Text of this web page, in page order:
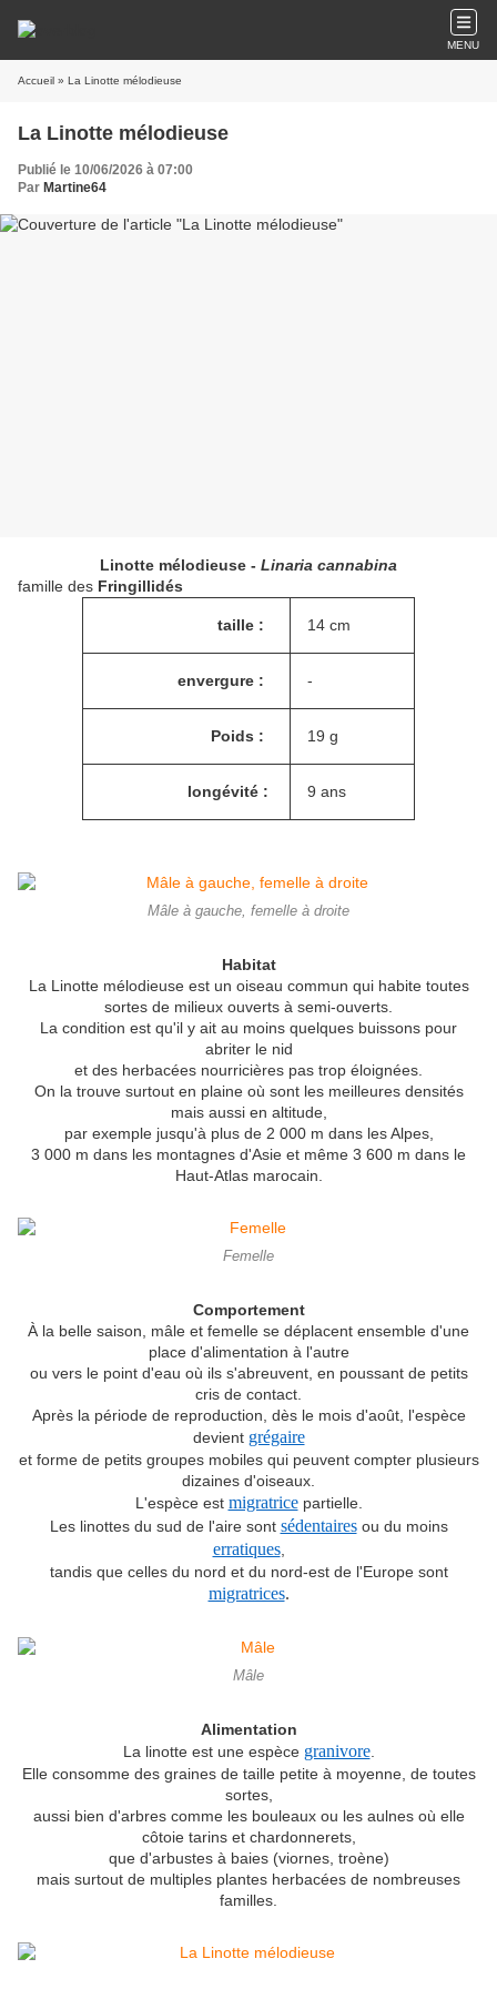
MENU
Accueil » La Linotte mélodieuse
La Linotte mélodieuse
Publié le 10/06/2026 à 07:00
Par Martine64
Linotte mélodieuse - Linaria cannabina
famille des Fringillidés
taille : 14 cm
envergure : -
Poids : 19 g
longévité : 9 ans
Mâle à gauche, femelle à droite
Habitat
La Linotte mélodieuse est un oiseau commun qui habite toutes
sortes de milieux ouverts à semi-ouverts.
La condition est qu'il y ait au moins quelques buissons pour
abriter le nid
et des herbacées nourricières pas trop éloignées.
On la trouve surtout en plaine où sont les meilleures densités
mais aussi en altitude,
par exemple jusqu'à plus de 2 000 m dans les Alpes,
3 000 m dans les montagnes d'Asie et même 3 600 m dans le
Haut-Atlas marocain.
Femelle
Comportement
À la belle saison, mâle et femelle se déplacent ensemble d'une
place d'alimentation à l'autre
ou vers le point d'eau où ils s'abreuvent, en poussant de petits
cris de contact.
Après la période de reproduction, dès le mois d'août, l'espèce
devient grégaire
et forme de petits groupes mobiles qui peuvent compter plusieurs
dizaines d'oiseaux.
L'espèce est migratricepartielle.
Les linottes du sud de l'aire sont sédentairesou du moins
erratiques,
tandis que celles du nord et du nord-est de l'Europe sont
migratrices.
Mâle
Alimentation
La linotte est une espèce granivore.
Elle consomme des graines de taille petite à moyenne, de toutes
sortes,
aussi bien d'arbres comme les bouleaux ou les aulnes où elle
côtoie tarins et chardonnerets,
que d'arbustes à baies (viornes, troène)
mais surtout de multiples plantes herbacées de nombreuses
familles.